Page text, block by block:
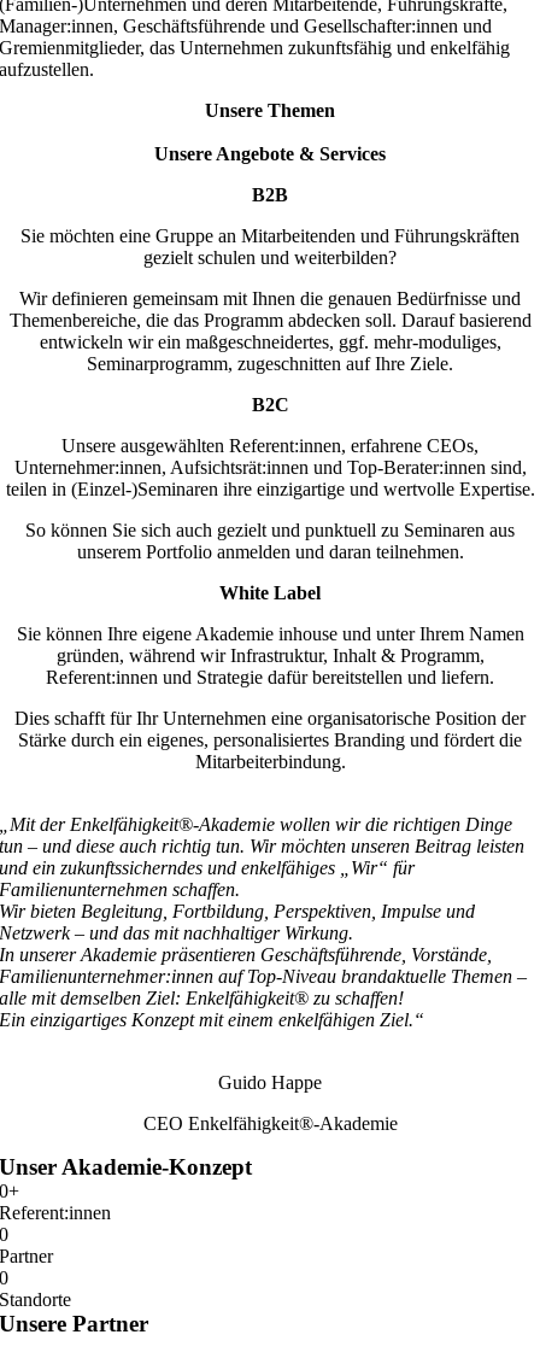
(Familien-)Unternehmen und deren Mitarbeitende, Führungskräfte,
Manager:innen, Geschäftsführende und Gesellschafter:innen und
Gremienmitglieder, das Unternehmen zukunftsfähig und enkelfähig
aufzustellen.
Unsere Themen
Unsere Angebote & Services
B2B
Sie möchten eine Gruppe an Mitarbeitenden und Führungskräften
gezielt schulen und weiterbilden?
Wir definieren gemeinsam mit Ihnen die genauen Bedürfnisse und
Themenbereiche, die das Programm abdecken soll. Darauf basierend
entwickeln wir ein maßgeschneidertes, ggf. mehr-moduliges,
Seminarprogramm, zugeschnitten auf Ihre Ziele.
B2C
Unsere ausgewählten Referent:innen, erfahrene CEOs,
Unternehmer:innen, Aufsichtsrät:innen und Top-Berater:innen sind,
teilen in (Einzel-)Seminaren ihre einzigartige und wertvolle Expertise.
So können Sie sich auch gezielt und punktuell zu Seminaren aus
unserem Portfolio anmelden und daran teilnehmen.
White Label
Sie können Ihre eigene Akademie inhouse und unter Ihrem Namen
gründen, während wir Infrastruktur, Inhalt & Programm,
Referent:innen und Strategie dafür bereitstellen und liefern.
Dies schafft für Ihr Unternehmen eine organisatorische Position der
Stärke durch ein eigenes, personalisiertes Branding und fördert die
Mitarbeiterbindung.
„Mit der Enkelfähigkeit®-Akademie wollen wir die richtigen Dinge
tun – und diese auch richtig tun. Wir möchten unseren Beitrag leisten
und ein zukunftssicherndes und enkelfähiges „Wir“ für
Familienunternehmen schaffen.
Wir bieten Begleitung, Fortbildung, Perspektiven, Impulse und
Netzwerk – und das mit nachhaltiger Wirkung.
In unserer Akademie präsentieren Geschäftsführende, Vorstände,
Familienunternehmer:innen auf Top-Niveau brandaktuelle Themen –
alle mit demselben Ziel: Enkelfähigkeit® zu schaffen!
Ein einzigartiges Konzept mit einem enkelfähigen Ziel.“
Guido Happe
CEO Enkelfähigkeit®-Akademie
Unser Akademie-Konzept
0+
Referent:innen
0
Partner
0
Standorte
Unsere Partner